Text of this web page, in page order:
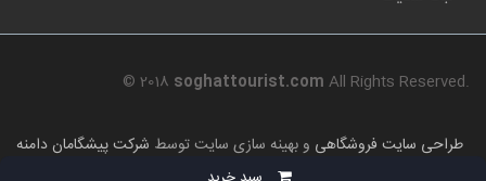
© 2018 soghattourist.com All Rights Reserved.
طراحی سایت فروشگاهی و بهینه سازی سایت توسط شرکت پیشگامان دامنه